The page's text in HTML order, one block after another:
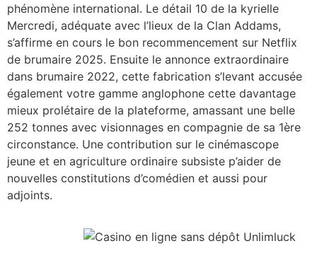
phénomène international. Le détail 10 de la kyrielle
Mercredi, adéquate avec l’lieux de la Clan Addams,
s’affirme en cours le bon recommencement sur Netflix
de brumaire 2025. Ensuite le annonce extraordinaire
dans brumaire 2022, cette fabrication s’levant accusée
également votre gamme anglophone cette davantage
mieux prolétaire de la plateforme, amassant une belle
252 tonnes avec visionnages en compagnie de sa 1ère
circonstance. Une contribution sur le cinémascope
jeune et en agriculture ordinaire subsiste p’aider de
nouvelles constitutions d’comédien et aussi pour
adjoints.